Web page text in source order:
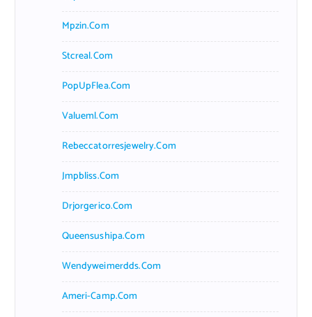
Mpzin.com
Stcreal.com
PopUpFlea.com
Valueml.com
Rebeccatorresjewelry.com
Jmpbliss.com
Drjorgerico.com
Queensushipa.com
Wendyweimerdds.com
Ameri-Camp.com